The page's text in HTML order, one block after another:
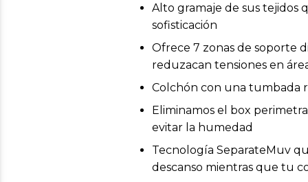
Alto gramaje de sus tejidos
sofisticación
Ofrece 7 zonas de soporte
reduzacan tensiones en
Colchón con una tumbada
Eliminamos el box
evitar la humedad
Tecnología SeparateMuv
descanso mientras que tu